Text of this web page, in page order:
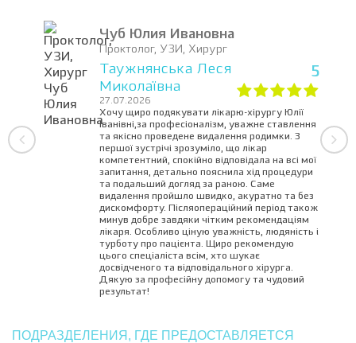
Чуб Юлия Ивановна
Проктолог, УЗИ, Хирург
Таужнянська Леся
Миколаївна
27.07.2026
5
Хочу щиро подякувати лікарю-хірургу Юлії
Іванівні,за професіоналізм, уважне ставлення
та якісно проведене видалення родимки. З
першої зустрічі зрозуміло, що лікар
компетентний, спокійно відповідала на всі мої
запитання, детально пояснила хід процедури
та подальший догляд за раною. Саме
видалення пройшло швидко, акуратно та без
дискомфорту. Післяопераційний період також
минув добре завдяки чітким рекомендаціям
лікаря. Особливо ціную уважність, людяність і
турботу про пацієнта. Щиро рекомендую
цього спеціаліста всім, хто шукає
досвідченого та відповідального хірурга.
Дякую за професійну допомогу та чудовий
результат!
ПОДРАЗДЕЛЕНИЯ, ГДЕ ПРЕДОСТАВЛЯЕТСЯ